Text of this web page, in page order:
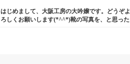
はじめまして、大阪工房の大吟嬢です。どうぞよ
ろしくお願いします(*^^*)靴の写真を、と思った